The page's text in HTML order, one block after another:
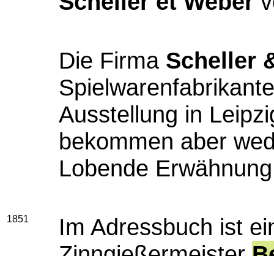
Die Firma Scheller
Ausstellung in
bekommen aber
Lobende
1851
Im Adressbuch ist